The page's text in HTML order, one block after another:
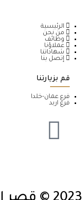
الرئيسية
من نحن
وظائف
عملاؤنا
شهاداتنا
إتصل بنا
قم بزيارتنا
فرع عمان-خلدا
فرع اربد